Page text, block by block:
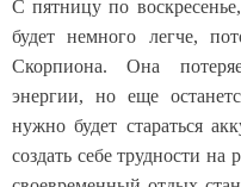
С пятницу по
будет немного легче,
Скорпиона. Она
энергии, но еще
нужно будет стараться
создать себе трудности